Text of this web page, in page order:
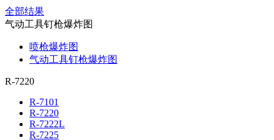
全部结果
气动工具钉枪爆炸图
喷枪爆炸图
气动工具钉枪爆炸图
R-7220
R-7101
R-7220
R-7222L
R-7225